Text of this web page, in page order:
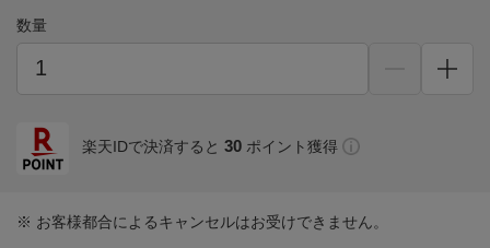
数量
楽天IDで決済すると 30 ポイント獲得
※ お客様都合によるキャンセルはお受けできません。